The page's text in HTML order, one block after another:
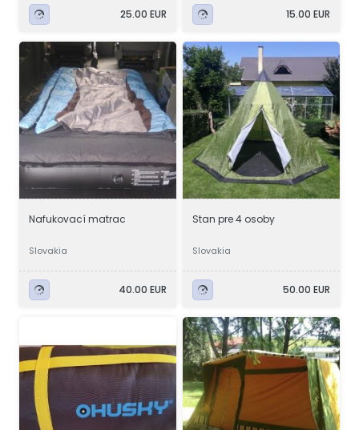
25.00 EUR 15.00 EUR
Nafukovací matrac
Slovakia
40.00 EUR
Stan pre 4 osoby
Slovakia
50.00 EUR